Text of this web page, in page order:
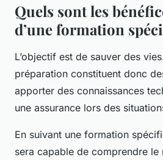
Quels sont les
d’une formation
L’objectif est de sauver des
préparation constituent donc
apporter des connaissances
une assurance lors des
En suivant une formation
sera capable de comprendre le